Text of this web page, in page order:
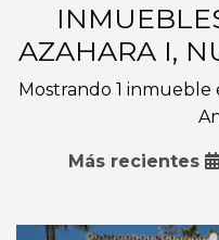
AZAHARA I,
Mostrando 1 inmueble
Más recientes